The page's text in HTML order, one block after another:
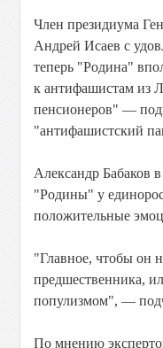
Член президиума
Андрей Исаев с
теперь "Родина"
к антифашистам из
пенсионеров" —
"антифашистский
Александр Бабаков
"Родины" у
положительные
"Главное, чтобы он
предшественника,
популизмом", —
По мнению